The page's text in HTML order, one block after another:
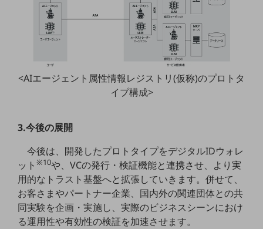
衛星携帯電話
IOT完了済みメーカーブランド製品
ドコモBiz データ無制限 ドコモ MAX ドコモ mini ドコモBiz かけ放題
IoT向け回線料金
home5Gプラン
モバイルサービス
端末の一元管理
<AIエージェント属性情報レジストリ(仮称)のプロトタ
イプ構成>
3.今後の展開
今後は、開発したプロトタイプをデジタルIDウォレ
ット※10や、VCの発行・検証機能と連携させ、より実
用的なトラスト基盤へと拡張していきます。併せて、
お客さまやパートナー企業、国内外の関連団体との共
同実験を企画・実施し、実際のビジネスシーンにおけ
る運用性や有効性の検証を加速させます。